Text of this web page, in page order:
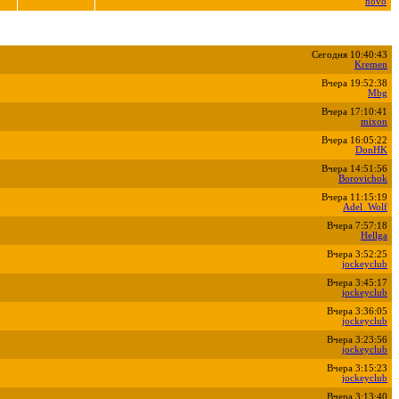
Сегодня 10:40:43
Kremen
Вчера 19:52:38
Mbg
Вчера 17:10:41
mixon
Вчера 16:05:22
DonHK
Вчера 14:51:56
Borovichok
Вчера 11:15:19
Adel_Wolf
Вчера 7:57:18
Hellga
Вчера 3:52:25
jockeyclub
Вчера 3:45:17
jockeyclub
Вчера 3:36:05
jockeyclub
Вчера 3:23:56
jockeyclub
Вчера 3:15:23
jockeyclub
Вчера 3:13:40